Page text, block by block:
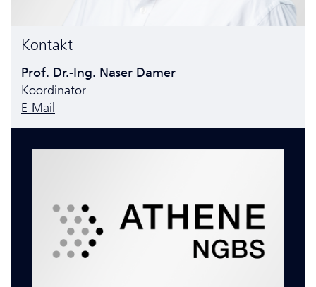
Kontakt
Prof. Dr.-Ing. Naser Damer
Koordinator
E-Mail